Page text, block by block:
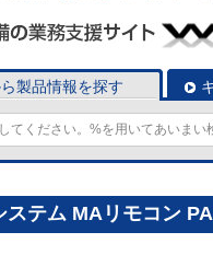
製品情報を探す
ステム MAリモコン